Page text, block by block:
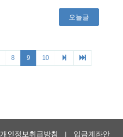
개인정보취급방침 | 입금계좌안